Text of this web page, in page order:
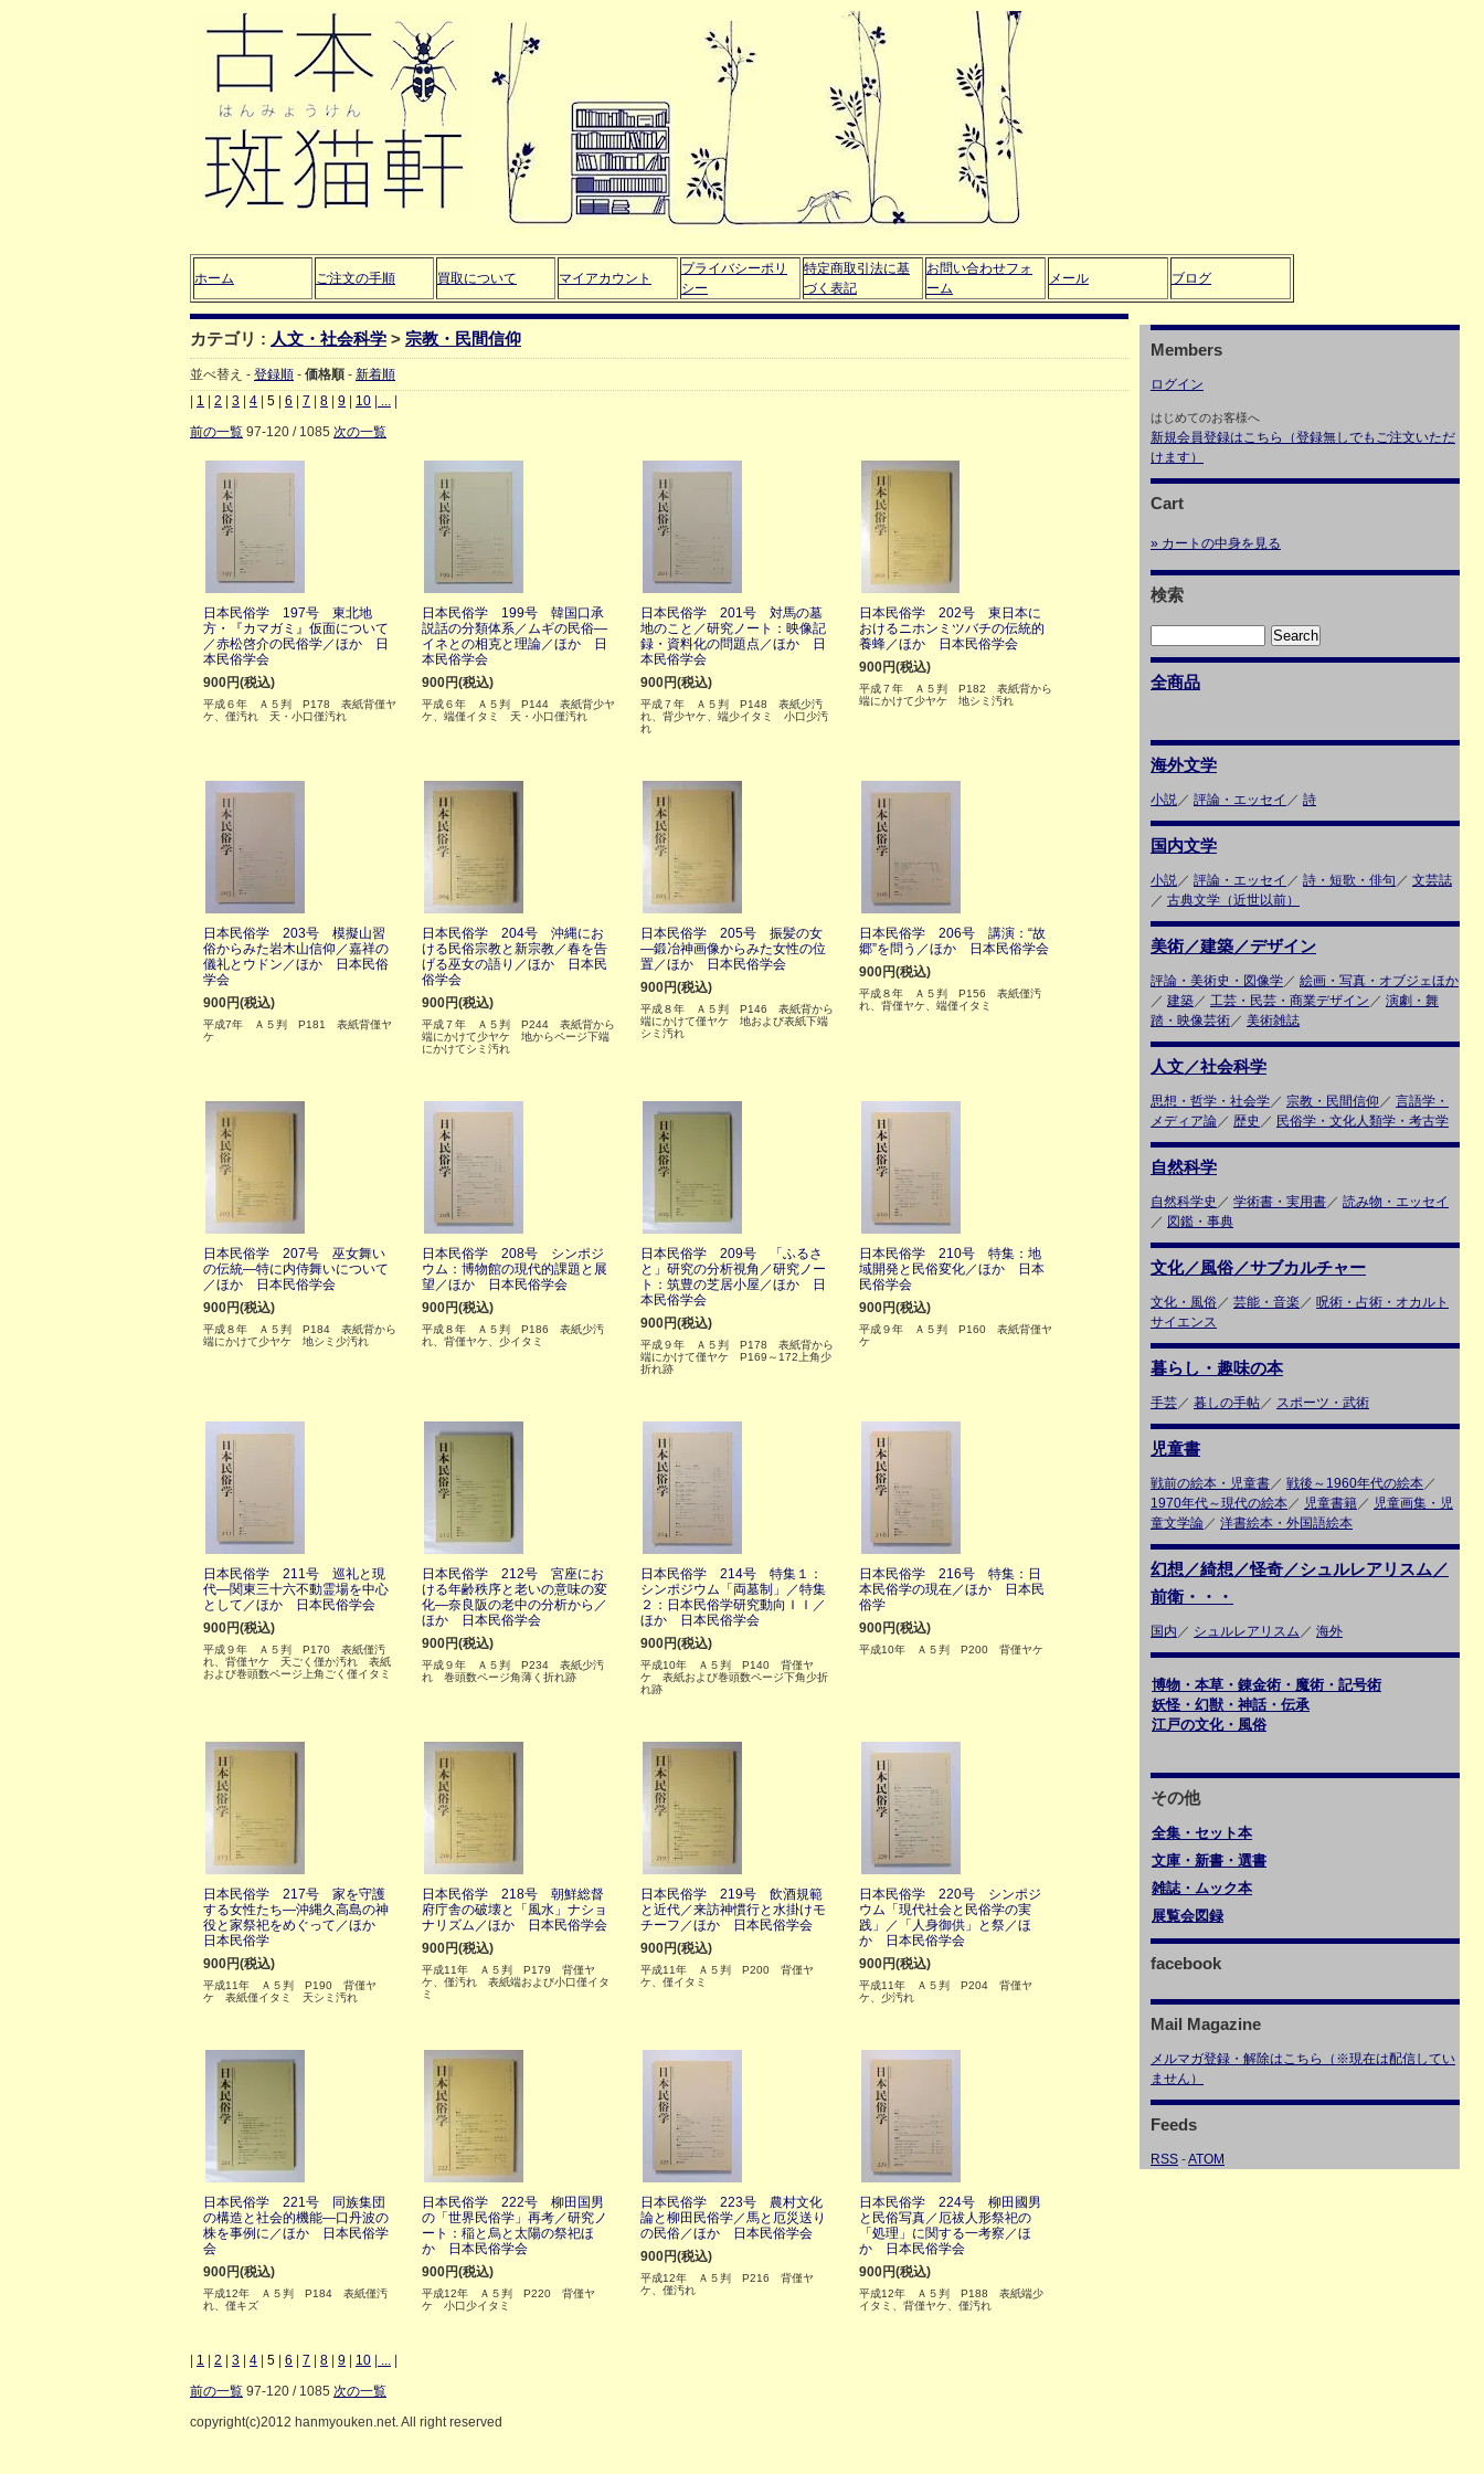
ホーム ご注文の手順 買取について マイアカウント
プライバシーポリ
シー
特定商取引法に基
づく表記
お問い合わせフォ
ーム
メール ブログ
カテゴリ : 人文・社会科学 > 宗教・民間信仰
並べ替え - 登録順 - 価格順 - 新着順
1 2 3 4 5 6 7 8 9 10 ...
前の一覧 97-120 / 1085 次の一覧
日本民俗学 197号 東北地
方・『カマガミ』仮面について
／赤松啓介の民俗学／ほか 日
本民俗学会
900円(税込)
平成６年 Ａ５判 P178 表紙背僅ヤ
ケ、僅汚れ 天・小口僅汚れ
日本民俗学 199号 韓国口承
説話の分類体系／ムギの民俗―
イネとの相克と理論／ほか 日
本民俗学会
900円(税込)
平成６年 Ａ５判 P144 表紙背少ヤ
ケ、端僅イタミ 天・小口僅汚れ
日本民俗学 201号 対馬の墓
地のこと／研究ノート：映像記
録・資料化の問題点／ほか 日
本民俗学会
900円(税込)
平成７年 Ａ５判 P148 表紙少汚
れ、背少ヤケ、端少イタミ 小口少汚
れ
日本民俗学 202号 東日本に
おけるニホンミツバチの伝統的
養蜂／ほか 日本民俗学会
900円(税込)
平成７年 Ａ５判 P182 表紙背から
端にかけて少ヤケ 地シミ汚れ
日本民俗学 203号 模擬山習
俗からみた岩木山信仰／嘉祥の
儀礼とウドン／ほか 日本民俗
学会
900円(税込)
平成7年 Ａ５判 P181 表紙背僅ヤ
ケ
日本民俗学 204号 沖縄にお
ける民俗宗教と新宗教／春を告
げる巫女の語り／ほか 日本民
俗学会
900円(税込)
平成７年 Ａ５判 P244 表紙背から
端にかけて少ヤケ 地からページ下端
にかけてシミ汚れ
日本民俗学 205号 振髪の女
―鍛冶神画像からみた女性の位
置／ほか 日本民俗学会
900円(税込)
平成８年 Ａ５判 P146 表紙背から
端にかけて僅ヤケ 地および表紙下端
シミ汚れ
日本民俗学 206号 講演：“故
郷”を問う／ほか 日本民俗学会
900円(税込)
平成８年 Ａ５判 P156 表紙僅汚
れ、背僅ヤケ、端僅イタミ
日本民俗学 207号 巫女舞い
の伝統―特に内侍舞いについて
／ほか 日本民俗学会
900円(税込)
平成８年 Ａ５判 P184 表紙背から
端にかけて少ヤケ 地シミ少汚れ
日本民俗学 208号 シンポジ
ウム：博物館の現代的課題と展
望／ほか 日本民俗学会
900円(税込)
平成８年 Ａ５判 P186 表紙少汚
れ、背僅ヤケ、少イタミ
日本民俗学 209号 「ふるさ
と」研究の分析視角／研究ノー
ト：筑豊の芝居小屋／ほか 日
本民俗学会
900円(税込)
平成９年 Ａ５判 P178 表紙背から
端にかけて僅ヤケ P169～172上角少
折れ跡
日本民俗学 210号 特集：地
域開発と民俗変化／ほか 日本
民俗学会
900円(税込)
平成９年 Ａ５判 P160 表紙背僅ヤ
ケ
日本民俗学 211号 巡礼と現
代―関東三十六不動霊場を中心
として／ほか 日本民俗学会
900円(税込)
平成９年 Ａ５判 P170 表紙僅汚
れ、背僅ヤケ 天ごく僅か汚れ 表紙
および巻頭数ページ上角ごく僅イタミ
日本民俗学 212号 宮座にお
ける年齢秩序と老いの意味の変
化―奈良阪の老中の分析から／
ほか 日本民俗学会
900円(税込)
平成９年 Ａ５判 P234 表紙少汚
れ 巻頭数ページ角薄く折れ跡
日本民俗学 214号 特集１：
シンポジウム「両墓制」／特集
２：日本民俗学研究動向ＩＩ／
ほか 日本民俗学会
900円(税込)
平成10年 Ａ５判 P140 背僅ヤ
ケ 表紙および巻頭数ページ下角少折
れ跡
日本民俗学 216号 特集：日
本民俗学の現在／ほか 日本民
俗学
900円(税込)
平成10年 Ａ５判 P200 背僅ヤケ
日本民俗学 217号 家を守護
する女性たち―沖縄久高島の神
役と家祭祀をめぐって／ほか
日本民俗学
900円(税込)
平成11年 Ａ５判 P190 背僅ヤ
ケ 表紙僅イタミ 天シミ汚れ
日本民俗学 218号 朝鮮総督
府庁舎の破壊と「風水」ナショ
ナリズム／ほか 日本民俗学会
900円(税込)
平成11年 Ａ５判 P179 背僅ヤ
ケ、僅汚れ 表紙端および小口僅イタ
ミ
日本民俗学 219号 飲酒規範
と近代／来訪神慣行と水掛けモ
チーフ／ほか 日本民俗学会
900円(税込)
平成11年 Ａ５判 P200 背僅ヤ
ケ、僅イタミ
日本民俗学 220号 シンポジ
ウム「現代社会と民俗学の実
践」／「人身御供」と祭／ほ
か 日本民俗学会
900円(税込)
平成11年 Ａ５判 P204 背僅ヤ
ケ、少汚れ
日本民俗学 221号 同族集団
の構造と社会的機能―口丹波の
株を事例に／ほか 日本民俗学
会
900円(税込)
平成12年 Ａ５判 P184 表紙僅汚
れ、僅キズ
日本民俗学 222号 柳田国男
の「世界民俗学」再考／研究ノ
ート：稲と烏と太陽の祭祀ほ
か 日本民俗学会
900円(税込)
平成12年 Ａ５判 P220 背僅ヤ
ケ 小口少イタミ
日本民俗学 223号 農村文化
論と柳田民俗学／馬と厄災送り
の民俗／ほか 日本民俗学会
900円(税込)
平成12年 Ａ５判 P216 背僅ヤ
ケ、僅汚れ
日本民俗学 224号 柳田國男
と民俗写真／厄祓人形祭祀の
「処理」に関する一考察／ほ
か 日本民俗学会
900円(税込)
平成12年 Ａ５判 P188 表紙端少
イタミ、背僅ヤケ、僅汚れ
1 2 3 4 5 6 7 8 9 10 ...
前の一覧 97-120 / 1085 次の一覧
Members
ログイン
はじめてのお客様へ
新規会員登録はこちら（登録無しでもご注文いただ
けます）
Cart
» カートの中身を見る
検索
全商品
海外文学
小説／ 評論・エッセイ ／ 詩
国内文学
小説／ 評論・エッセイ ／ 詩・短歌・俳句 ／ 文芸誌
／ 古典文学（近世以前）
美術／建築／デザイン
評論・美術史・図像学／ 絵画・写真・オブジェほか
／ 建築／ 工芸・民芸・商業デザイン ／ 演劇・舞
踏・映像芸術／ 美術雑誌
人文／社会科学
思想・哲学・社会学／ 宗教・民間信仰 ／ 言語学・
メディア論／ 歴史 ／ 民俗学・文化人類学・考古学
自然科学
自然科学史 ／ 学術書・実用書／ 読み物・エッセイ
／ 図鑑・事典
文化／風俗／サブカルチャー
文化・風俗／ 芸能・音楽 ／ 呪術・占術・オカルト
サイエンス
暮らし・趣味の本
手芸／ 暮しの手帖／ スポーツ・武術
児童書
戦前の絵本・児童書／ 戦後～1960年代の絵本／
1970年代～現代の絵本／ 児童書籍／ 児童画集・児
童文学論／ 洋書絵本・外国語絵本
幻想／綺想／怪奇／シュルレアリスム／
前衛・・・
国内 ／ シュルレアリスム ／ 海外
博物・本草・錬金術・魔術・記号術
妖怪・幻獣・神話・伝承
江戸の文化・風俗
その他
全集・セット本
文庫・新書・選書
雑誌・ムック本
展覧会図録
facebook
Mail Magazine
メルマガ登録・解除はこちら（※現在は配信してい
ません）
Feeds
RSS -ATOM
copyright(c)2012 hanmyouken.net. All right reserved